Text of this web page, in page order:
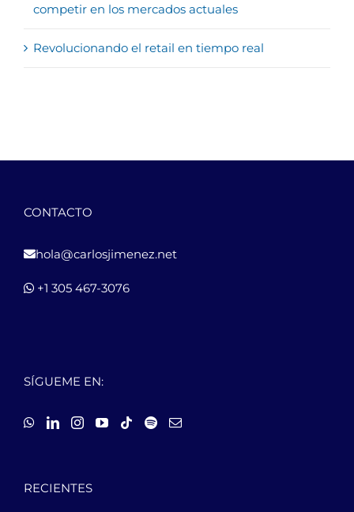
competir en los mercados actuales
Revolucionando el retail en tiempo real
CONTACTO
hola@carlosjimenez.net
+1 305 467-3076
SÍGUEME EN:
RECIENTES